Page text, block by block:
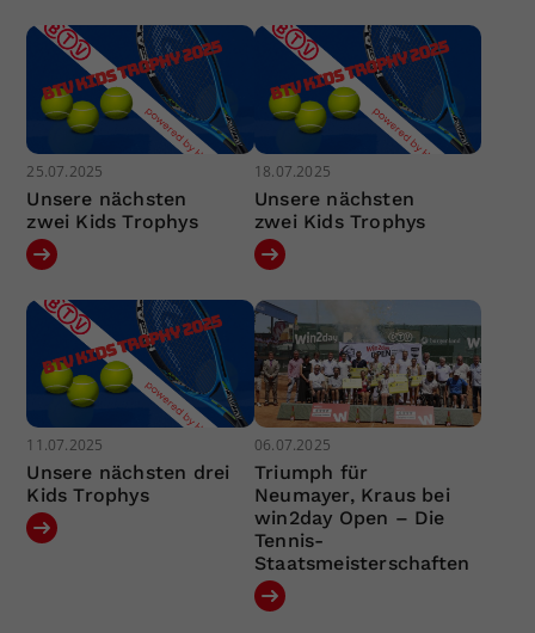
25.07.2025
Unsere nächsten
zwei Kids Trophys
18.07.2025
Unsere nächsten
zwei Kids Trophys
11.07.2025
Unsere nächsten drei
Kids Trophys
06.07.2025
Triumph für
Neumayer, Kraus bei
win2day Open – Die
Tennis-
Staatsmeisterschaften